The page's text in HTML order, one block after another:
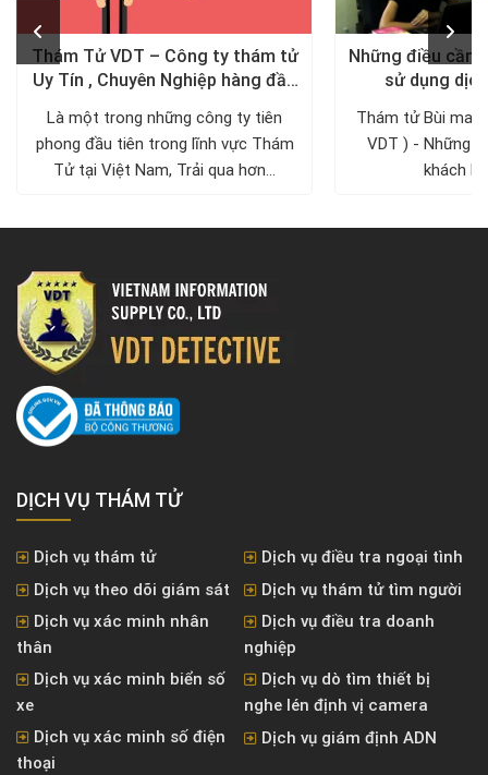
Thám Tử VDT – Công ty thám tử
Uy Tín , Chuyên Nghiệp hàng đầu
Là một trong những công ty tiên
phong đầu tiên trong lĩnh vực Thám
Tử tại Việt Nam, Trải qua hơn...
Những điều cần
sử dụng
Thám tử Bùi mai
VDT ) - Những
khách
DỊCH VỤ THÁM TỬ
Dịch vụ thám tử
Dịch vụ điều tra ngoại tình
Dịch vụ theo dõi giám sát
Dịch vụ thám tử tìm người
Dịch vụ xác minh nhân
thân
Dịch vụ điều tra doanh
nghiệp
Dịch vụ xác minh biển số
xe
Dịch vụ dò tìm thiết bị
nghe lén định vị camera
Dịch vụ xác minh số điện
thoại
Dịch vụ giám định ADN